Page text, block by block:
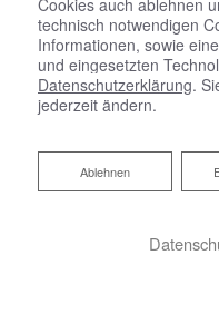
Cookies auch ablehnen
technisch notwendigen
Informationen, sowie
und eingesetzten
Datenschutzerklärung.
jederzeit ändern.
Ablehnen
Ablehnen